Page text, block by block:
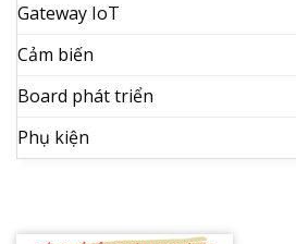
Gateway IoT
Cảm biến
Board phát triển
Phụ kiện